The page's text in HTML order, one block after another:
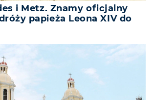
i Metz. Znamy oficjalny
papieża Leona XIV do